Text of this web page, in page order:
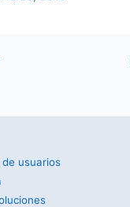
usuarios